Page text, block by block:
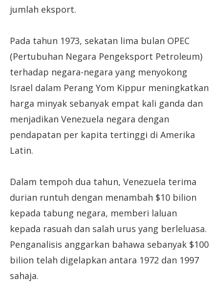
jumlah eksport.
Pada tahun 1973, sekatan lima bulan OPEC
(Pertubuhan Negara Pengeksport Petroleum)
terhadap negara-negara yang menyokong
Israel dalam Perang Yom Kippur meningkatkan
harga minyak sebanyak empat kali ganda dan
menjadikan Venezuela negara dengan
pendapatan per kapita tertinggi di Amerika
Latin.
Dalam tempoh dua tahun, Venezuela terima
durian runtuh dengan menambah $10 bilion
kepada tabung negara, memberi laluan
kepada rasuah dan salah urus yang berleluasa.
Penganalisis anggarkan bahawa sebanyak $100
bilion telah digelapkan antara 1972 dan 1997
sahaja.